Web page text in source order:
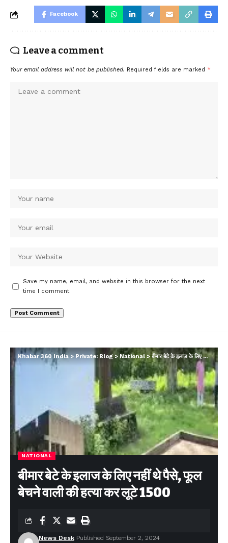
Facebook
Leave a comment
Your email address will not be published. Required fields are marked *
Save my name, email, and website in this browser for the next
time I comment.
Khabar 360 India>Private: Blog>National>बीमार बेटे के इलाज के लिए नहीं थे पैसे, फूल बेचने वाली की हत्या कर लूटे 1500
NATIONAL
बीमार बेटे के इलाज के लिए नहीं थे पैसे, फूल
बेचने वाली की हत्या कर लूटे 1500
News Desk Published September 2, 2024